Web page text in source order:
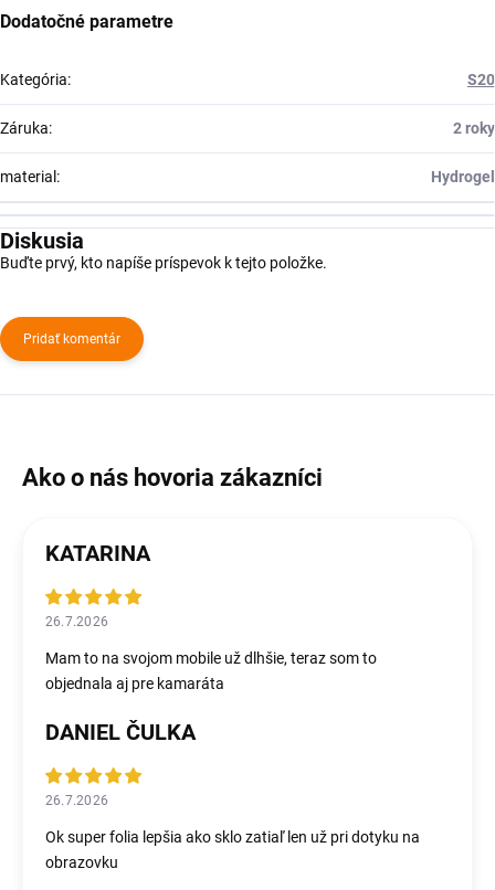
Dodatočné parametre
Kategória: S20
Záruka: 2 roky
material: Hydrogel
Diskusia
Buďte prvý, kto napíše príspevok k tejto položke.
Pridať komentár
KATARINA
26.7.2026
Mam to na svojom mobile už dlhšie, teraz som to
objednala aj pre kamaráta
DANIEL ČULKA
26.7.2026
Ok super folia lepšia ako sklo zatiaľ len už pri dotyku na
obrazovku